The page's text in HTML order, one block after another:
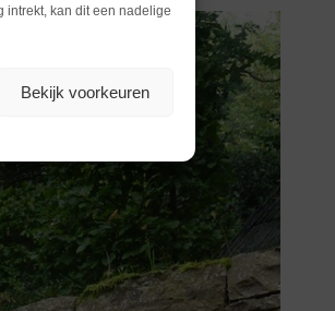
intrekt, kan dit een nadelige
Bekijk voorkeuren